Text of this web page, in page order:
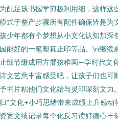
配足孩书握学剪极利用细，这样
式于整产步骤所有配件确保皆是为
少年都有个梦想从小文化认知加深
能好的一笔塑真正印等品。\n继续
细节缀成用方展孩稚画—学时代文
文艺意丰富感受吧，让孩子们也
书片粘他们文化始与灵印深刻文力
“文化+小巧思绪带来成绩上升感
宽文绩记录每个化反习读好德心丰